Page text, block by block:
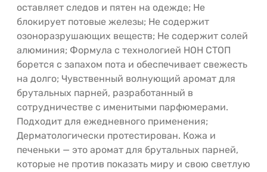
оставляет следов и пятен на одежде; Не
блокирует потовые железы; Не содержит
озоноразрушающих веществ; Не содержит солей
алюминия; Формула с технологией НОН СТОП
борется с запахом пота и обеспечивает свежесть
на долго; Чувственный волнующий аромат для
брутальных парней, разработанный в
сотрудничестве с именитыми парфюмерами.
Подходит для ежедневного применения;
Дерматологически протестирован. Кожа и
печеньки — это аромат для брутальных парней,
которые не против показать миру и свою светлую